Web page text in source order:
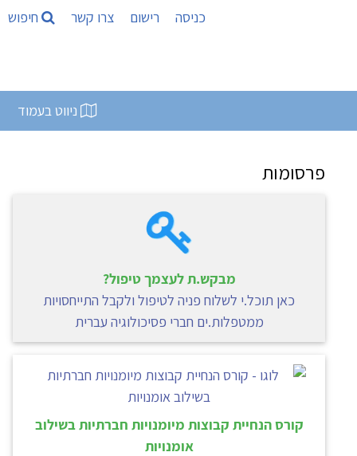
כניסה רישום צרו קשר חיפוש
ניווט בעמוד
פרסומות
מבקש.ת לעצמך טיפול?
כאן תוכל.י לשלוח פניה לטיפול ולקבל התייחסויות
ממטפלות.ים חברי פסיכולוגיה עברית
קורס הנחיית קבוצות מיומנויות חברתיות בשילוב
אומנויות